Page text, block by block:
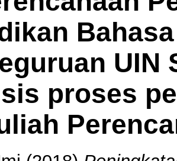
UIN
proses